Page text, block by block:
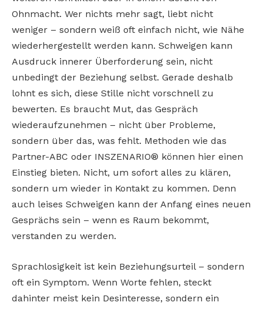
Ohnmacht. Wer nichts mehr sagt, liebt nicht
weniger – sondern weiß oft einfach nicht, wie Nähe
wiederhergestellt werden kann. Schweigen kann
Ausdruck innerer Überforderung sein, nicht
unbedingt der Beziehung selbst. Gerade deshalb
lohnt es sich, diese Stille nicht vorschnell zu
bewerten. Es braucht Mut, das Gespräch
wiederaufzunehmen – nicht über Probleme,
sondern über das, was fehlt. Methoden wie das
Partner-ABC oder INSZENARIO® können hier einen
Einstieg bieten. Nicht, um sofort alles zu klären,
sondern um wieder in Kontakt zu kommen. Denn
auch leises Schweigen kann der Anfang eines neuen
Gesprächs sein – wenn es Raum bekommt,
verstanden zu werden.
Sprachlosigkeit ist kein Beziehungsurteil – sondern
oft ein Symptom. Wenn Worte fehlen, steckt
dahinter meist kein Desinteresse, sondern ein